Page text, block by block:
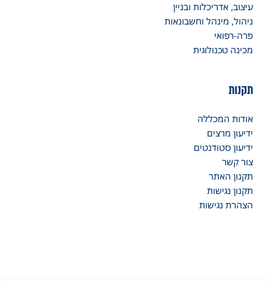
עיצוב, אדריכלות ובניין
ניהול, מינהל וחשבונאות
פרה-רפואי
מכינה טכנולוגית
תקנות
אודות המכללה
ידיעון מרצים
ידיעון סטודנטים
צור קשר
תקנון האתר
תקנון נגישות
הצהרת נגישות